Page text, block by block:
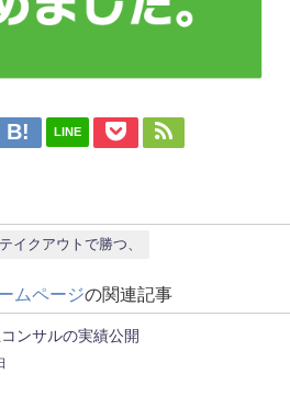
LINE
イクアウトで勝つ、
ムページの関連記事
ンサルの実績公開